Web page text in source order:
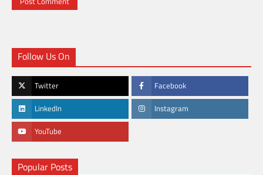
Follow Us On
Twitter Facebook
LinkedIn Instagram
YouTube
Popular Posts